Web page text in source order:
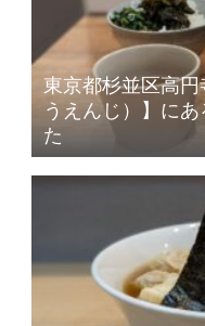
東京都杉並区高
うえんじ）】に
た